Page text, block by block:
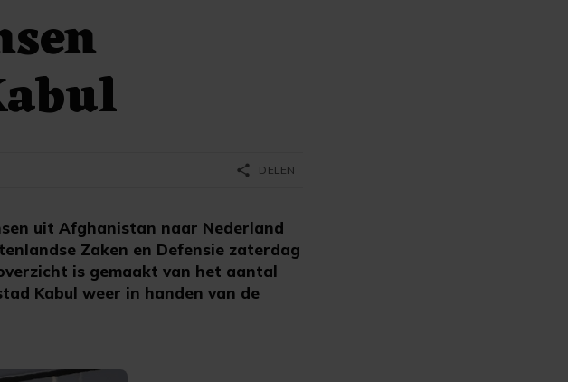
uit Afghanistan naar Nederland
Zaken en Defensie zaterdag
is gemaakt van het aantal
Kabul weer in handen van de
share DELEN